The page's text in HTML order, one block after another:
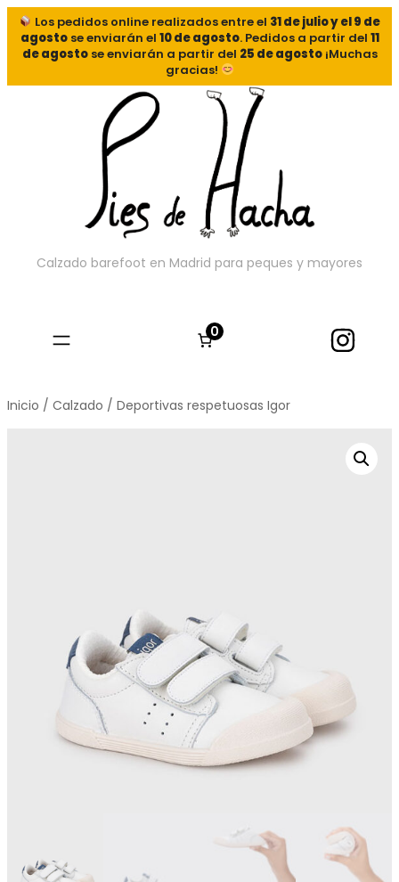
Los pedidos online realizados entre el 31 de julio y el 9 de
agostose enviarán el 10 de agosto. Pedidos a partir del 11
de agostose enviarán a partir del 25 de agosto¡Muchas
gracias!
Calzado barefoot en Madrid para peques y mayores
0
Inicio / Calzado / Deportivas respetuosas Igor